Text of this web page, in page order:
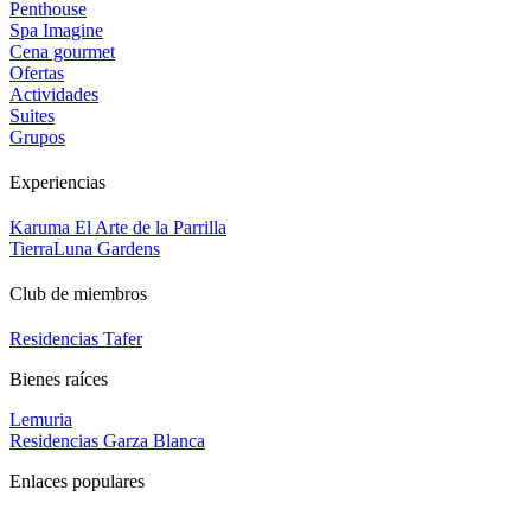
Penthouse
Spa Imagine
Cena gourmet
Ofertas
Actividades
Suites
Grupos
Experiencias
Karuma El Arte de la Parrilla
TierraLuna Gardens
Club de miembros
Residencias Tafer
Bienes raíces
Lemuria
Residencias Garza Blanca
Enlaces populares